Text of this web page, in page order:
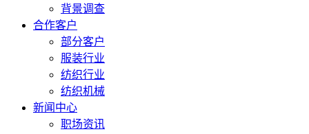
背景调查
合作客户
部分客户
服装行业
纺织行业
纺织机械
新闻中心
职场资讯